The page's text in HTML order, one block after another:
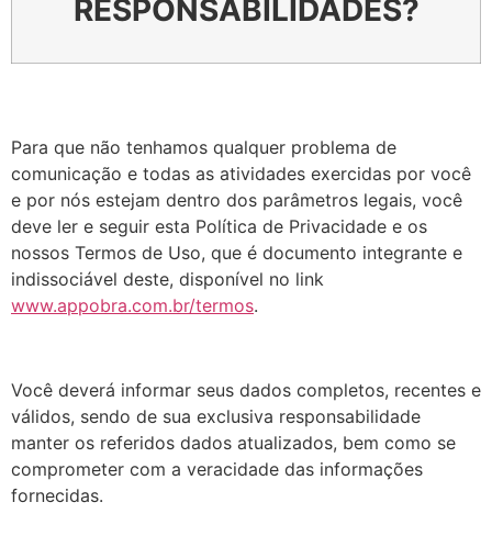
RESPONSABILIDADES?
Para que não tenhamos qualquer problema de
comunicação e todas as atividades exercidas por você
e por nós estejam dentro dos parâmetros legais, você
deve ler e seguir esta Política de Privacidade e os
nossos Termos de Uso, que é documento integrante e
indissociável deste, disponível no link
www.appobra.com.br/termos.
Você deverá informar seus dados completos, recentes e
válidos, sendo de sua exclusiva responsabilidade
manter os referidos dados atualizados, bem como se
comprometer com a veracidade das informações
fornecidas.